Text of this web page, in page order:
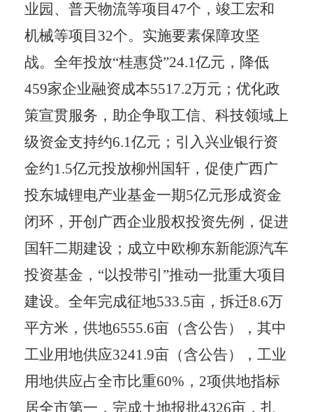
业园、普天物流等项目47个，竣工宏和
机械等项目 32个。实施要素保障攻坚
战。全年投放“桂惠贷”24.1亿元，降低
459家企业融资成本5517.2万元；优化政
策宣贯服务，助企争取工信、科技领域上
级资金支持约6.1亿元；引入兴业银行资
金约1.5亿元投放柳州国轩，促使广西广
投东城锂电产业基金一期5亿元形成资金
闭环，开创广西企业股权投资先例，促进
国轩二期建设；成立中欧柳东新能源汽车
投资基金， “以投带引 ”推动一批重大项目
建设。全年完成征地533.5亩，拆迁8.6万
平方米，供地6555.6亩（含公告），其中
工业用地供应3241.9亩（含公告），工业
用地供应占全市比重60% ， 2项供地指标
居全市第一，完成土地报批4326亩，扎